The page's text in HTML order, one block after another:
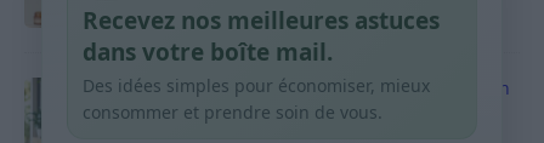
9 avril 2026
Produits ménagers : comment économiser en
courses sans acheter 10 sprays
Recevez nos meilleures astuces
dans votre boîte mail.
Des idées simples pour économiser, mieux
consommer et prendre soin de vous.